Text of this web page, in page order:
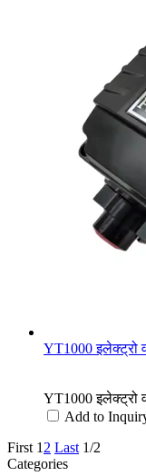
YT1000 इलेक्ट्रो
YT1000 इलेक्ट्रो
Add to
First 1 2 Last 1/2
Categories